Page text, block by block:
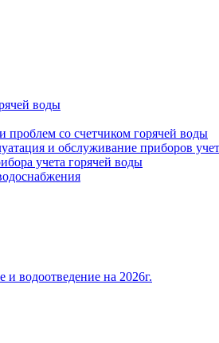
воды
со счетчиком горячей воды
и обслуживание приборов
учета горячей воды
водоотведение на 2026г.